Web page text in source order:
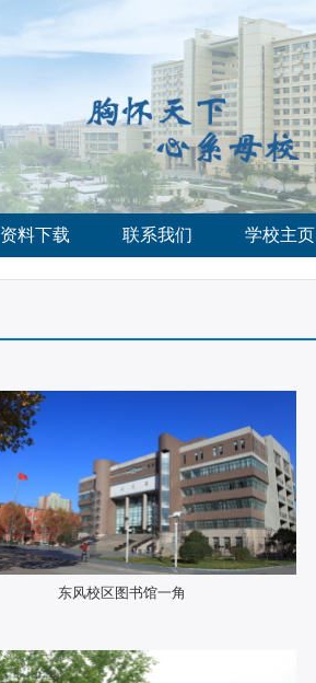
资料下载 联系我们 学校主页
东风校区图书馆一角